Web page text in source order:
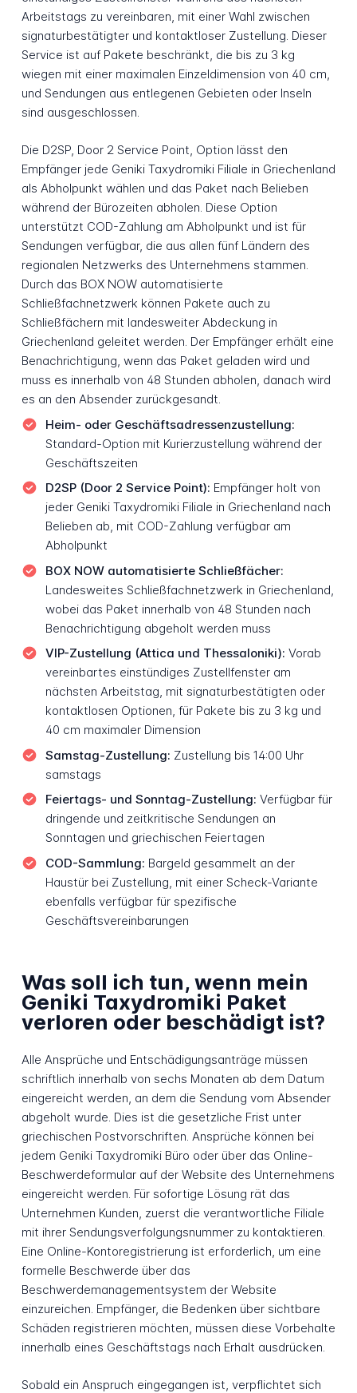
Arbeitstags zu vereinbaren, mit einer Wahl zwischen
signaturbestätigter und kontaktloser Zustellung. Dieser
Service ist auf Pakete beschränkt, die bis zu 3 kg
wiegen mit einer maximalen Einzeldimension von 40 cm,
und Sendungen aus entlegenen Gebieten oder Inseln
sind ausgeschlossen.
Die D2SP, Door 2 Service Point, Option lässt den
Empfänger jede Geniki Taxydromiki Filiale in Griechenland
als Abholpunkt wählen und das Paket nach Belieben
während der Bürozeiten abholen. Diese Option
unterstützt COD-Zahlung am Abholpunkt und ist für
Sendungen verfügbar, die aus allen fünf Ländern des
regionalen Netzwerks des Unternehmens stammen.
Durch das BOX NOW automatisierte
Schließfachnetzwerk können Pakete auch zu
Schließfächern mit landesweiter Abdeckung in
Griechenland geleitet werden. Der Empfänger erhält eine
Benachrichtigung, wenn das Paket geladen wird und
muss es innerhalb von 48 Stunden abholen, danach wird
es an den Absender zurückgesandt.
Heim- oder Geschäftsadressenzustellung:
Standard-Option mit Kurierzustellung während der
Geschäftszeiten
D2SP (Door 2 Service Point): Empfänger holt von
jeder Geniki Taxydromiki Filiale in Griechenland nach
Belieben ab, mit COD-Zahlung verfügbar am
Abholpunkt
BOX NOW automatisierte Schließfächer:
Landesweites Schließfachnetzwerk in Griechenland,
wobei das Paket innerhalb von 48 Stunden nach
Benachrichtigung abgeholt werden muss
VIP-Zustellung (Attica und Thessaloniki): Vorab
vereinbartes einstündiges Zustellfenster am
nächsten Arbeitstag, mit signaturbestätigten oder
kontaktlosen Optionen, für Pakete bis zu 3 kg und
40 cm maximaler Dimension
Samstag-Zustellung: Zustellung bis 14:00 Uhr
samstags
Feiertags- und Sonntag-Zustellung: Verfügbar für
dringende und zeitkritische Sendungen an
Sonntagen und griechischen Feiertagen
COD-Sammlung: Bargeld gesammelt an der
Haustür bei Zustellung, mit einer Scheck-Variante
ebenfalls verfügbar für spezifische
Geschäftsvereinbarungen
Was soll ich tun, wenn mein
Geniki Taxydromiki Paket
verloren oder beschädigt ist?
Alle Ansprüche und Entschädigungsanträge müssen
schriftlich innerhalb von sechs Monaten ab dem Datum
eingereicht werden, an dem die Sendung vom Absender
abgeholt wurde. Dies ist die gesetzliche Frist unter
griechischen Postvorschriften. Ansprüche können bei
jedem Geniki Taxydromiki Büro oder über das Online-
Beschwerdeformular auf der Website des Unternehmens
eingereicht werden. Für sofortige Lösung rät das
Unternehmen Kunden, zuerst die verantwortliche Filiale
mit ihrer Sendungsverfolgungsnummer zu kontaktieren.
Eine Online-Kontoregistrierung ist erforderlich, um eine
formelle Beschwerde über das
Beschwerdemanagementsystem der Website
einzureichen. Empfänger, die Bedenken über sichtbare
Schäden registrieren möchten, müssen diese Vorbehalte
innerhalb eines Geschäftstags nach Erhalt ausdrücken.
Sobald ein Anspruch eingegangen ist, verpflichtet sich